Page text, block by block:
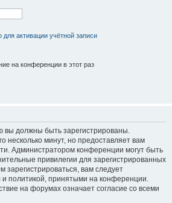
активации учётной записи
на конференции в этот раз
должны быть зарегистрированы.
несколько минут, но предоставляет вам
Администратором конференции могут быть
привилегии для зарегистрированных
зарегистрироваться, вам следует
политикой, принятыми на конференции.
на форумах означает согласие со всеми